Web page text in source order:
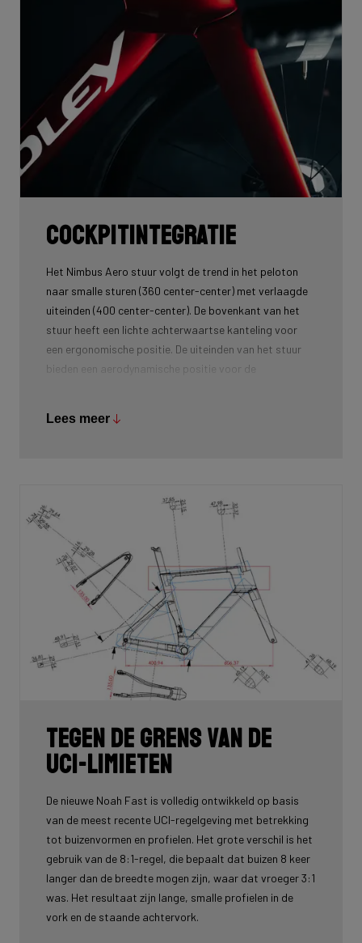
Cockpitintegratie
Het Nimbus Aero stuur volgt de trend in het peloton
naar smalle sturen (360 center-center) met verlaagde
uiteinden (400 center-center). De bovenkant van het
stuur heeft een lichte achterwaartse kanteling voor
een ergonomische positie. De uiteinden van het stuur
bieden een aerodynamische positie voor de
Het Nimbus Aero stuur is specifiek ontwikkeld voor dit
Lees meer
Tegen de grens van de
UCI-limieten
De nieuwe Noah Fast is volledig ontwikkeld op basis
van de meest recente UCI-regelgeving met betrekking
tot buizenvormen en profielen. Het grote verschil is het
gebruik van de 8:1-regel, die bepaalt dat buizen 8 keer
langer dan de breedte mogen zijn, waar dat vroeger 3:1
was. Het resultaat zijn lange, smalle profielen in de
vork en de staande achtervork.